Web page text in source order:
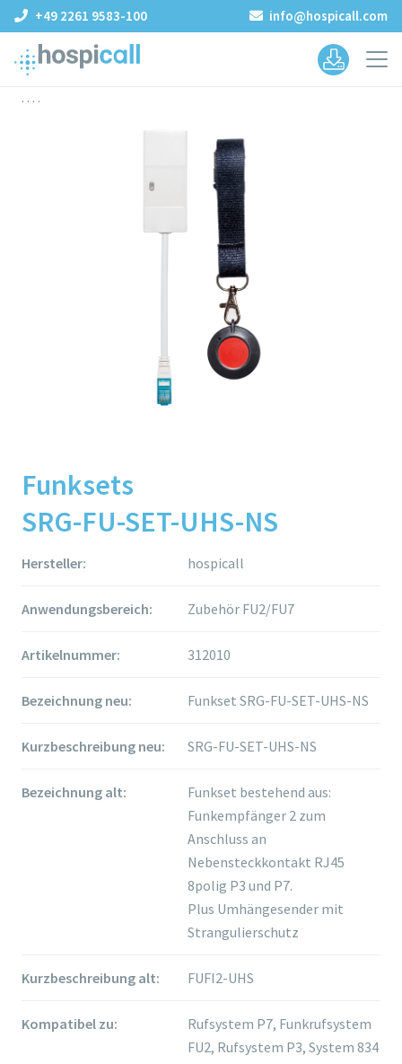
+49 2261 9583-100 info@hospicall.com
. . . .
Funksets
SRG-FU-SET-UHS-NS
Hersteller: hospicall
Anwendungsbereich: Zubehör FU2/FU7
Artikelnummer: 312010
Bezeichnung neu: Funkset SRG-FU-SET-UHS-NS
Kurzbeschreibung neu: SRG-FU-SET-UHS-NS
Bezeichnung alt:
Funkset bestehend aus:
Funkempfänger 2 zum
Anschluss an
Nebensteckkontakt RJ45
8polig P3 und P7.
Plus Umhängesender mit
Strangulierschutz
Kurzbeschreibung alt: FUFI2-UHS
Kompatibel zu:
Rufsystem P7, Funkrufsystem
FU2, Rufsystem P3, System 834